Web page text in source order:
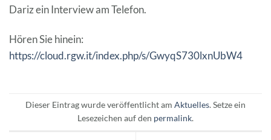
Dariz ein Interview am Telefon.
Hören Sie hinein:
https://cloud.rgw.it/index.php/s/GwyqS730lxnUbW4
Dieser Eintrag wurde veröffentlicht am Aktuelles. Setze ein
Lesezeichen auf den permalink.